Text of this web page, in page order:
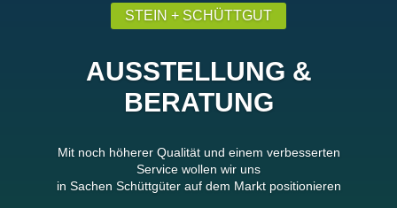
STEIN + SCHÜTTGUT
AUSSTELLUNG &
BERATUNG
Mit noch höherer Qualität und einem verbesserten
Service wollen wir uns
in Sachen Schüttgüter auf dem Markt positionieren